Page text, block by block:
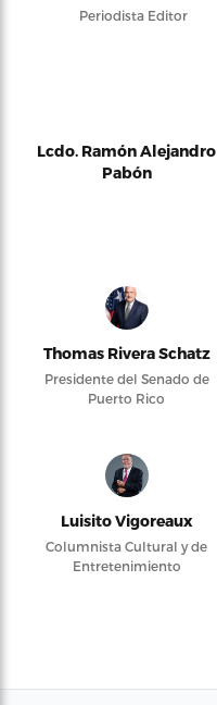
Periodista Editor
Lcdo. Ramón Alejandro
Pabón
Thomas Rivera Schatz
Presidente del Senado de
Puerto Rico
Luisito Vigoreaux
Columnista Cultural y de
Entretenimiento